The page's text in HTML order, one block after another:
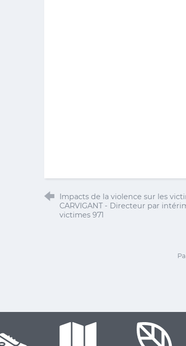
Impacts de la violence sur les
CARVIGANT - Directeur par
victimes 971